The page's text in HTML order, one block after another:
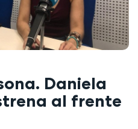
Daniela
al frente